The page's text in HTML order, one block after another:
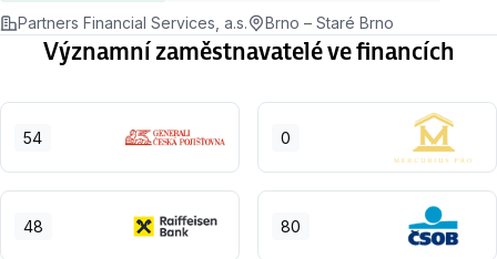
Partners Financial Services, a.s.
Brno – Staré Brno
Významní zaměstnavatelé ve financích
54 0
48 80